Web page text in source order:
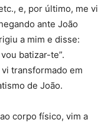
e, por último, me vi
ante João
a mim e disse:
batizar-te”.
transformado em
de João.
corpo físico, vim a